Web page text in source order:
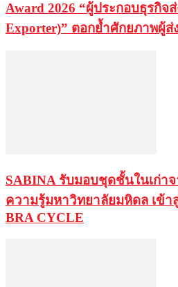
Award 2026 “ผู้ประกอบธุรกิจ
Exporter)” ตอกย้ำศักยภาพผู้ส่
SABINA รับมอบชุดชั้นในเก่า
ความรู้มหาวิทยาลัยมหิดล เข้า
BRA CYCLE